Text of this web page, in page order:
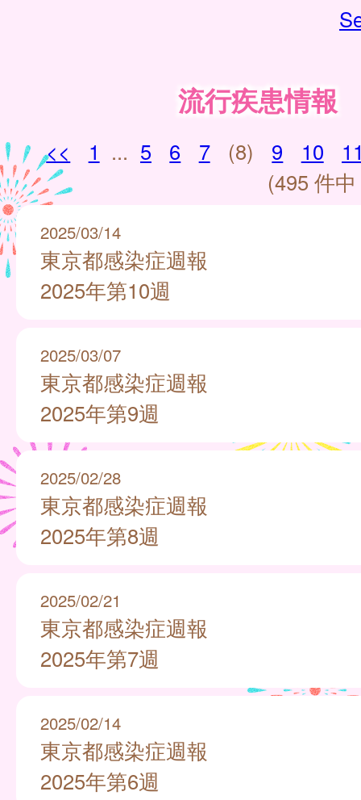
流行疾患情報
<< 1 ... 5 6 7 (8) 9 10
(495 件
2025/03/14
東京都感染症週報
2025年第10週
2025/03/07
東京都感染症週報
2025年第9週
2025/02/28
東京都感染症週報
2025年第8週
2025/02/21
東京都感染症週報
2025年第7週
2025/02/14
東京都感染症週報
2025年第6週